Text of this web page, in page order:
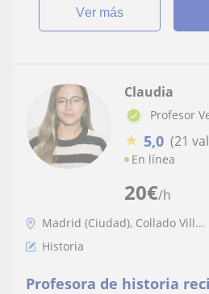
ver más
20€/h
Claudia
Profesor
★ 5,0 (21
En línea
Madrid (Ciudad), Collado Vill...
Historia
Profesora de historia